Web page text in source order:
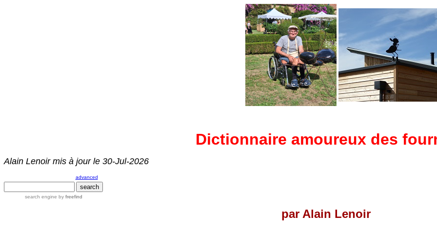
Dictionnaire amoureux des
Alain Lenoir mis à jour le 30-Jul-2026
advanced
search engine by freefind
par Alain Lenoir